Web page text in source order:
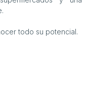
todo su potencial.